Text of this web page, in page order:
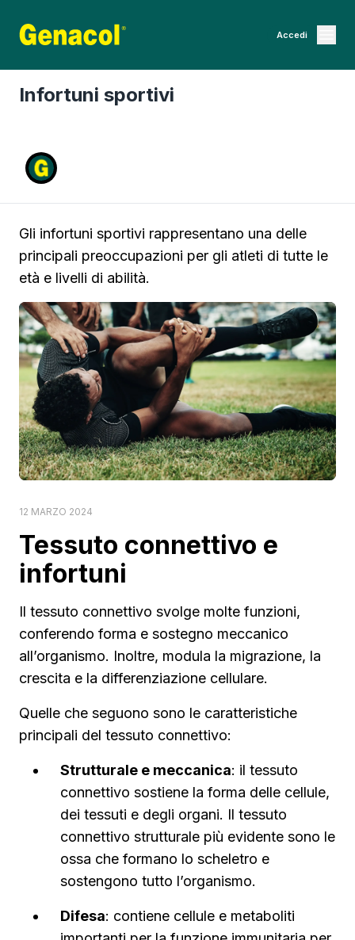
Accedi
Infortuni sportivi
Gli infortuni sportivi rappresentano una delle
principali preoccupazioni per gli atleti di tutte le
età e livelli di abilità.
12 MARZO 2024
Tessuto connettivo e
infortuni
Il tessuto connettivo svolge molte funzioni,
conferendo forma e sostegno meccanico
all’organismo. Inoltre, modula la migrazione, la
crescita e la differenziazione cellulare.
Quelle che seguono sono le caratteristiche
principali del tessuto connettivo:
Strutturale e meccanica: il tessuto
connettivo sostiene la forma delle cellule,
dei tessuti e degli organi. Il tessuto
connettivo strutturale più evidente sono le
ossa che formano lo scheletro e
sostengono tutto l’organismo.
Difesa: contiene cellule e metaboliti